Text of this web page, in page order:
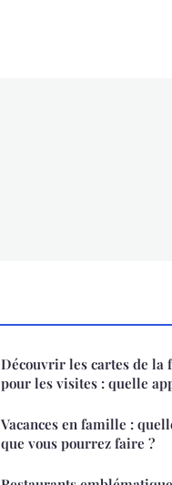
Découvrir les cartes de la
pour les visites : quelle
Vacances en famille :
que vous pourrez faire ?